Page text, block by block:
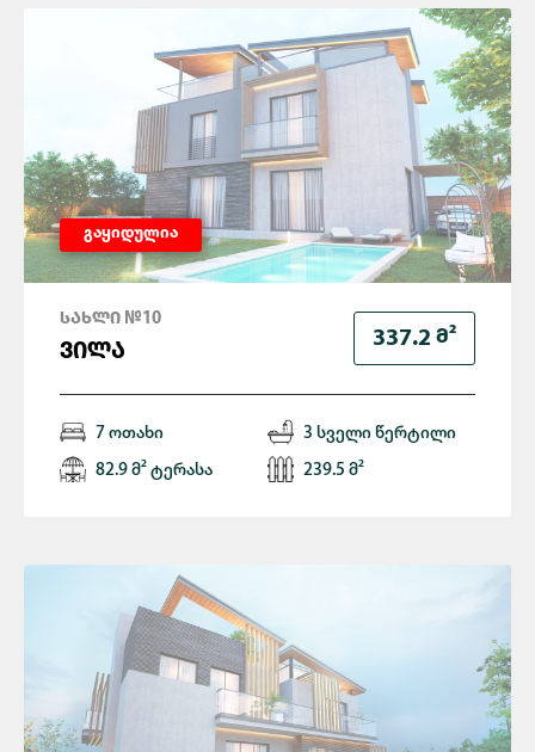
გაყიდულია
337.2 Მ²
ᲡᲐᲮᲚᲘ №10
ᲕᲘᲚᲐ
7 ოთახი 3 სველი წერტილი
82.9 მ² ტერასა 239.5 მ²